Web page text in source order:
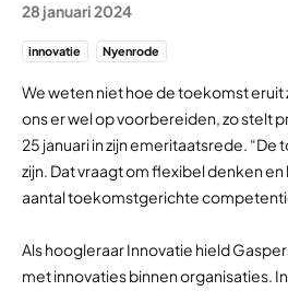
28 januari 2024
innovatie Nyenrode
We weten niet hoe de toekomst eruit
ons er wel op voorbereiden, zo stelt
25 januari in zijn emeritaatsrede.
zijn. Dat vraagt om flexibel denken
aantal toekomstgerichte
Als hoogleraar Innovatie hield
met innovaties binnen organisaties.